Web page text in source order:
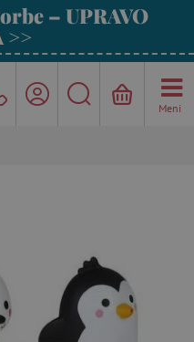
– UPRAVO
>>
Meni